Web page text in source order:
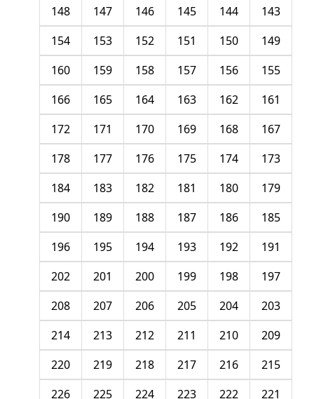
143
144
145
146
147
148
149
150
151
152
153
154
155
156
157
158
159
160
161
162
163
164
165
166
167
168
169
170
171
172
173
174
175
176
177
178
179
180
181
182
183
184
185
186
187
188
189
190
191
192
193
194
195
196
197
198
199
200
201
202
203
204
205
206
207
208
209
210
211
212
213
214
215
216
217
218
219
220
221
222
223
224
225
226